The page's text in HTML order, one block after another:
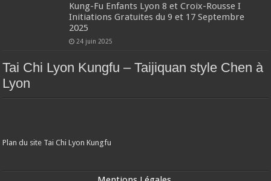
Kung-Fu Enfants Lyon 8 et Croix-Rousse I
Initiations Gratuites du 9 et 17 Septembre
2025
24 juin 2025
Tai Chi Lyon Kungfu – Taijiquan style Chen à
Lyon
Plan du site Tai Chi Lyon Kungfu